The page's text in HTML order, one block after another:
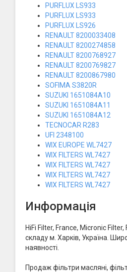
PURFLUX LS933
PURFLUX LS933
PURFLUX LS926
RENAULT 8200033408
RENAULT 8200274858
RENAULT 8200768927
RENAULT 8200769827
RENAULT 8200867980
SOFIMA S3820R
SUZUKI 1651084A10
SUZUKI 1651084A11
SUZUKI 1651084A12
TECNOCAR R283
UFI 2348100
WIX EUROPE WL7427
WIX FILTERS WL7427
WIX FILTERS WL7427
WIX FILTERS WL7427
WIX FILTERS WL7427
Информація
HiFi Filter, France, Micronic Filter,
складу м. Харків, Україна.
наявності.
Продаж фільтри масляні,